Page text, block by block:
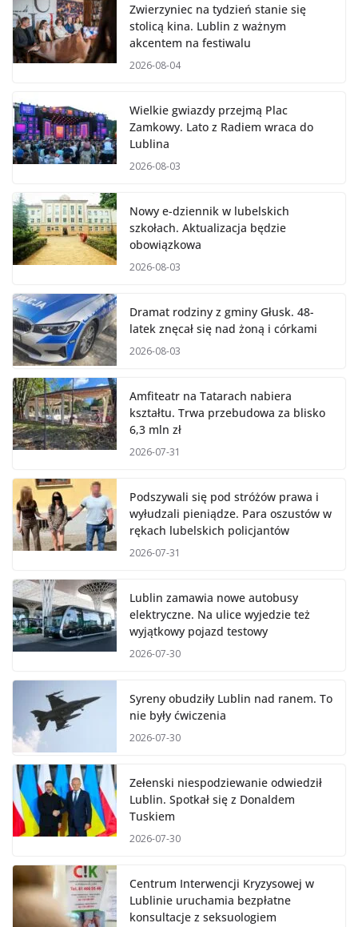
Zwierzyniec na tydzień stanie się
stolicą kina. Lublin z ważnym
akcentem na festiwalu
2026-08-04
Wielkie gwiazdy przejmą Plac
Zamkowy. Lato z Radiem wraca do
Lublina
2026-08-03
Nowy e-dziennik w lubelskich
szkołach. Aktualizacja będzie
obowiązkowa
2026-08-03
Dramat rodziny z gminy Głusk. 48-
latek znęcał się nad żoną i córkami
2026-08-03
Amfiteatr na Tatarach nabiera
kształtu. Trwa przebudowa za blisko
6,3 mln zł
2026-07-31
Podszywali się pod stróżów prawa i
wyłudzali pieniądze. Para oszustów w
rękach lubelskich policjantów
2026-07-31
Lublin zamawia nowe autobusy
elektryczne. Na ulice wyjedzie też
wyjątkowy pojazd testowy
2026-07-30
Syreny obudziły Lublin nad ranem. To
nie były ćwiczenia
2026-07-30
Zełenski niespodziewanie odwiedził
Lublin. Spotkał się z Donaldem
Tuskiem
2026-07-30
Centrum Interwencji Kryzysowej w
Lublinie uruchamia bezpłatne
konsultacje z seksuologiem